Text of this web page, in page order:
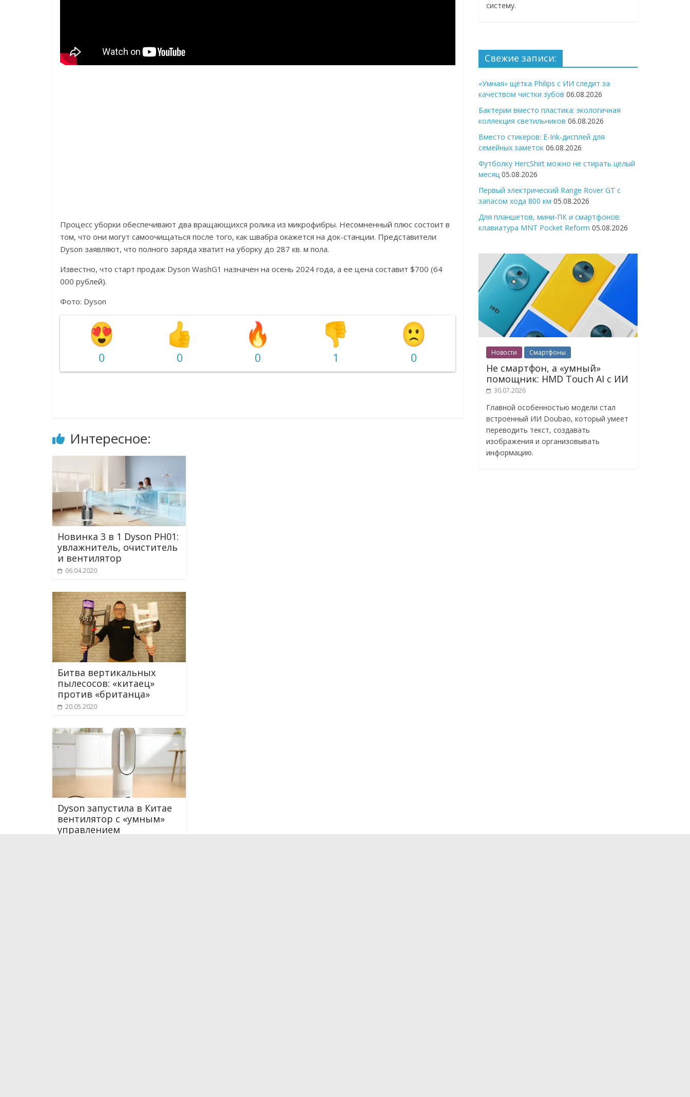
Процесс уборки обеспечивают два вращающихся ролика из микрофибры. Несомненный плюс состоит в
том, что они могут самоочищаться после того, как швабра окажется на док-станции. Представители
Dyson заявляют, что полного заряда хватит на уборку до 287 кв. м пола.
Известно, что старт продаж Dyson WashG1 назначен на осень 2024 года, а ее цена составит $700 (64
000 рублей).
Фото: Dyson
0 0 0 1 0
Интересное:
Новинка 3 в 1 Dyson PH01:
увлажнитель, очиститель
и вентилятор
06.04.2020
Битва вертикальных
пылесосов: «китаец»
против «британца»
20.05.2020
Dyson запустила в Китае
вентилятор с «умным»
управлением
систему.
Свежие записи:
«Умная» щётка Philips с ИИ следит за
качеством чистки зубов 06.08.2026
Бактерии вместо пластика: экологичная
коллекция светильников 06.08.2026
Вместо стикеров: E-Ink-дисплей для
семейных заметок 06.08.2026
Футболку HercShirt можно не стирать целый
месяц 05.08.2026
Первый электрический Range Rover GT с
запасом хода 800 км 05.08.2026
Для планшетов, мини-ПК и смартфонов:
клавиатура MNT Pocket Reform 05.08.2026
Новости Смартфоны
Не смартфон, а «умный»
помощник: HMD Touch AI с ИИ
30.07.2026
Главной особенностью модели стал
встроенный ИИ Doubao, который умеет
переводить текст, создавать
изображения и организовывать
информацию.